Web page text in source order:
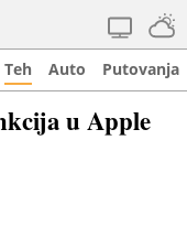
Teh Auto Putovanja
u Apple